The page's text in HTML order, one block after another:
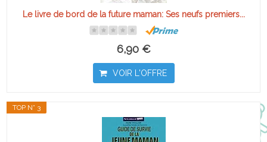
Le livre de bord de la future maman: Ses neufs premiers...
6,90 €
VOIR L'OFFRE
TOP N° 3